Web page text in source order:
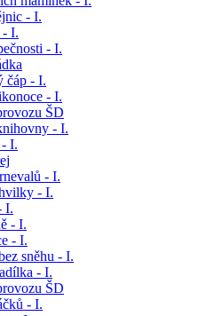
- I.
- I.
- I.
čáp - I.
- I.
ŠD
- I.
I.
- I.
- I.
I.
- I.
- I.
sněhu - I.
- I.
ŠD
- I.